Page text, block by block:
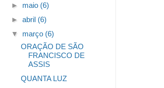
► maio (6)
► abril (6)
▼ março (6)
ORAÇÃO DE SÃO
FRANCISCO DE
ASSIS
QUANTA LUZ